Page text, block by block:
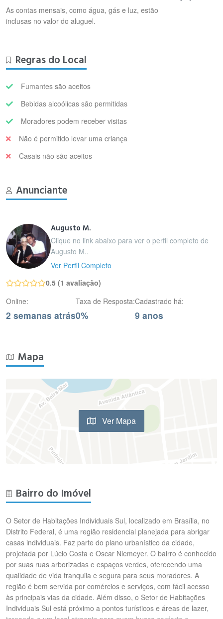
As contas mensais, como água, gás e luz, estão
inclusas no valor do aluguel.
Regras do Local
Fumantes são aceitos
Bebidas alcoólicas são permitidas
Moradores podem receber visitas
Não é permitido levar uma criança
Casais não são aceitos
Anunciante
Augusto M.
Clique no link abaixo para ver o perfil completo de
Augusto M..
Ver Perfil Completo
0.5 (1 avaliação)
Online:
2 semanas atrás
Taxa de Resposta:
0%
Cadastrado há:
9 anos
Mapa
Ver Mapa
Bairro do Imóvel
O Setor de Habitações Individuais Sul, localizado em Brasília, no
Distrito Federal, é uma região residencial planejada para abrigar
casas individuais. Faz parte do plano urbanístico da cidade,
projetada por Lúcio Costa e Oscar Niemeyer. O bairro é conhecido
por suas ruas arborizadas e espaços verdes, oferecendo uma
qualidade de vida tranquila e segura para seus moradores. A
região é bem servida por comércios e serviços, com fácil acesso
às principais vias da cidade. Além disso, o Setor de Habitações
Individuais Sul está próximo a pontos turísticos e áreas de lazer,